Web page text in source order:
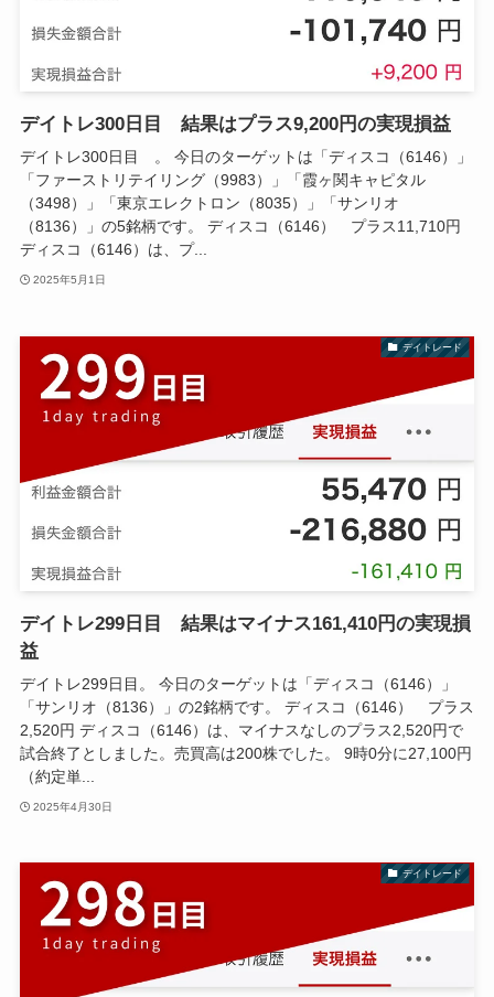
デイトレ300日目 結果はプラス9,200円の実現損益
デイトレ300日目 。 今日のターゲットは「ディスコ（6146）」
「ファーストリテイリング（9983）」「霞ヶ関キャピタル
（3498）」「東京エレクトロン（8035）」「サンリオ
（8136）」の5銘柄です。 ディスコ（6146） プラス11,710円
ディスコ（6146）は、プ...
2025年5月1日
デイトレード
デイトレ299日目 結果はマイナス161,410円の実現損
益
デイトレ299日目。 今日のターゲットは「ディスコ（6146）」
「サンリオ（8136）」の2銘柄です。 ディスコ（6146） プラス
2,520円 ディスコ（6146）は、マイナスなしのプラス2,520円で
試合終了としました。売買高は200株でした。 9時0分に27,100円
（約定単...
2025年4月30日
デイトレード